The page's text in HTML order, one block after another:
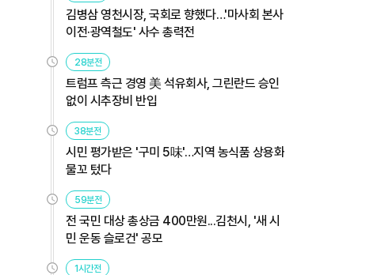
김병삼 영천시장, 국회로 향했다…'마사회 본사
이전·광역철도' 사수 총력전
28분전
트럼프 측근 경영 美 석유회사, 그린란드 승인
없이 시추장비 반입
38분전
시민 평가받은 '구미 5味'…지역 농식품 상용화
물꼬 텄다
59분전
전 국민 대상 총상금 400만원...김천시, '새 시
민 운동 슬로건' 공모
1시간전